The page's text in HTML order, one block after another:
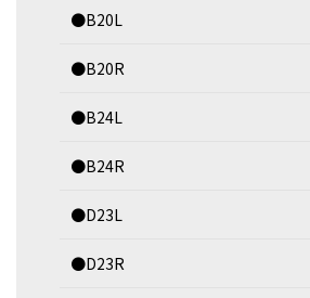
●B20L
●B20R
●B24L
●B24R
●D23L
●D23R